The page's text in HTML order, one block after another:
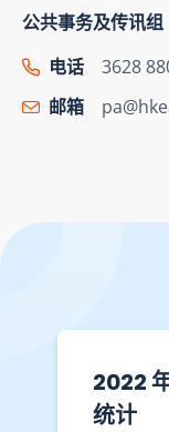
公共事务及传讯组
电话
3628
邮箱
2022
统计